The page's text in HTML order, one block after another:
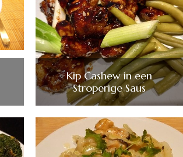
Kip Cashew in een
Stroperige Saus